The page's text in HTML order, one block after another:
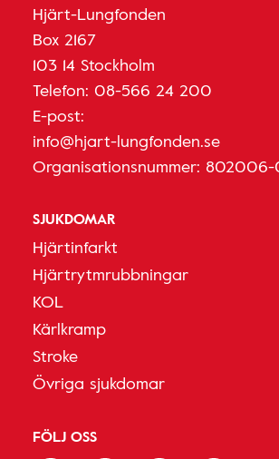
Hjärt-Lungfonden
Box 2167
103 14 Stockholm
Telefon: 08-566 24 200
E-post:
info@hjart-lungfonden.se
Organisationsnummer:
SJUKDOMAR
Hjärtinfarkt
Hjärtrytmrubbningar
KOL
Kärlkramp
Stroke
Övriga sjukdomar
FÖLJ OSS